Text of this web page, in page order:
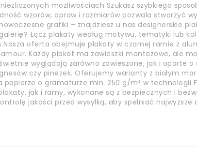
możliwościach Szukasz szybkiego
wzorów, opraw i rozmiarów pozwala stworzyć
grafiki – znajdziesz u nas designerskie
Łącz plakaty według motywu, tematyki lub
Nasza oferta obejmuje plakaty w czarnej ramie z
Każdy plakat ma zawieszki montażowe, ale
wyglądają zarówno zawieszone, jak i oparte
czy pinezek. Oferujemy warianty z białym
papierze o gramaturze min. 250 g/m² w technologii
jak i ramy, wykonane są z bezpiecznych i
jakości przed wysyłką, aby spełniać